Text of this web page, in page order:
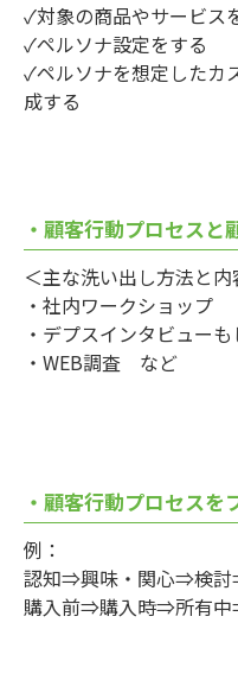
✓対象の商品やサービス
✓ペルソナ設定をする
✓ペルソナを想定したカ
成する
・顧客行動プロセスと
＜主な洗い出し方法と内
・社内ワークショップ
・デプスインタビュー
・WEB調査 など
・顧客行動プロセスを
例：
認知⇒興味・関心⇒検
購入前⇒購入時⇒所有